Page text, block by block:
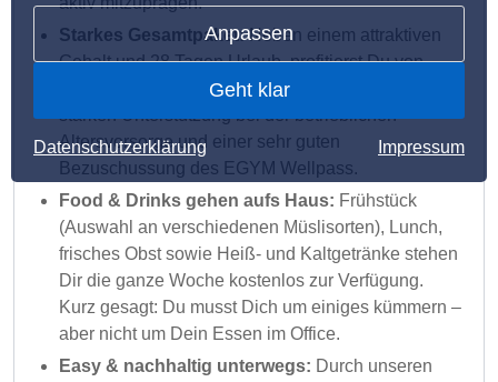
Anpassen
Geht klar
Datenschutzerklärung Impressum
Starkes Gesamtpaket:Neben einem attraktiven
Gehalt und 28 Tagen Urlaub, profitierst Du von
Gutscheinen für viele CHECK24-Produkte, einer
starken Unterstützung bei der betrieblichen
Altersvorsorge und einer sehr guten
Bezuschussung des EGYM Wellpass.
Food & Drinks gehen aufs Haus: Frühstück
(Auswahl an verschiedenen Müslisorten), Lunch,
frisches Obst sowie Heiß- und Kaltgetränke stehen
Dir die ganze Woche kostenlos zur Verfügung.
Kurz gesagt: Du musst Dich um einiges kümmern –
aber nicht um Dein Essen im Office.
Easy & nachhaltig unterwegs: Durch unseren